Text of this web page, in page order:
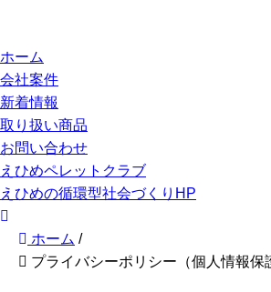
ホーム
会社案件
新着情報
取り扱い商品
お問い合わせ
えひめペレットクラブ
えひめの循環型社会づくりHP
ホーム /
プライバシーポリシー（個人情報保